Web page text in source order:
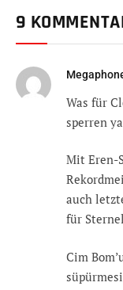
9
Was für
sperren
Mit Eren-
auch
für
Cim